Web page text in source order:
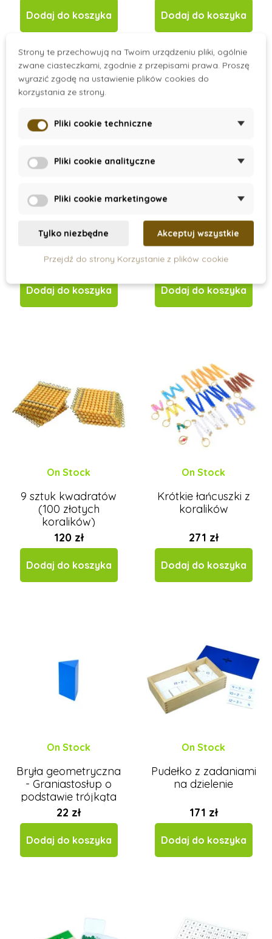
Dodaj do koszyka Dodaj do koszyka
On Stock
(1000)
130 zł
Dodaj do koszyka
Drewniane tysiące.
Sześciany 1000 , 9 szt.
138 zł
Dodaj do koszyka
On Stock
9 sztuk kwadratów
(100 złotych
koralików)
120 zł
Dodaj do koszyka
On Stock
Krótkie łańcuszki z
koralików
271 zł
Dodaj do koszyka
On Stock
Bryła geometryczna
- Graniastosłup o
podstawie trójkąta
22 zł
Dodaj do koszyka
On Stock
Pudełko z zadaniami
na dzielenie
171 zł
Dodaj do koszyka
Strony te przechowują na Twoim urządzeniu pliki, ogólnie
zwane ciasteczkami, zgodnie z przepisami prawa. Proszę
wyrazić zgodę na ustawienie plików cookies do
korzystania ze strony.
Pliki cookie techniczne
Pliki cookie analityczne
Pliki cookie marketingowe
Tylko niezbędne Akceptuj wszystkie
Przejdź do strony Korzystanie z plików cookie